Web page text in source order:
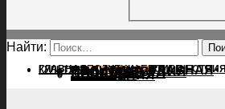
Найти:
ГЛАВНАЯПОЛИТИКАПРОИСШЕСТВИЯ
КУЛЬТУРАПОСЕЛЕНИЯГЛАВНАЯ
ПОЛИТИКА
ПРОИСШЕСТВИЯ
ПРОКУРАТУРА
СПОРТ
КУЛЬТУРА
ПОСЕЛЕНИЯ